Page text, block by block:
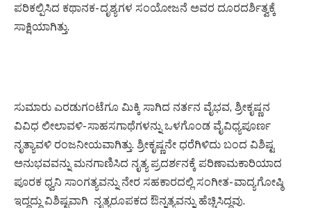
ಪರಿಕಲ್ಪಿಸಿದ ಕಥಾನಕ- ದೃಶ್ಯಗಳ ಸಂಯೋಜನೆ ಅವರ ದೂರದರ್ಶಿತ್ವಕ್ಕೆ
ಸಾಕ್ಷಿಯಾಗಿತ್ತು.
ಸುಮಾರು ಎರಡುಗಂಟೆಗೂ ಮಿಕ್ಕಿ ಸಾಗಿದ ನರ್ತನ ವೈಭವ, ಶ್ರೀಕೃಷ್ಣನ
ವಿವಿಧ ಲೀಲಾವಳಿ- ಸಾಹಸಗಾಥೆಗಳನ್ನು ಒಳಗೊಂಡ ವೈವಿಧ್ಯಪೂರ್ಣ
ನೃತ್ಯಾವಳಿ ರಂಜನೀಯವಾಗಿತ್ತು. ಶ್ರೀಕೃಷ್ಣನೇ ಧರೆಗಿಳಿದು ಬಂದ ವಿಶಿಷ್ಟ
ಅನುಭವವನ್ನು ಮನಗಾಣಿಸಿದ ನೃತ್ಯ ಪ್ರದರ್ಶನಕ್ಕೆ ಪರಿಣಾಮಕಾರಿಯಾದ
ಪೂರಕ ಧ್ವನಿ ಸಾಂಗತ್ಯವನ್ನು ನೇರ ಸಹಕಾರದಲ್ಲಿ ಸಂಗೀತ- ವಾದ್ಯಗೋಷ್ಠಿ
ಇದ್ದದ್ದು ವಿಶಿಷ್ಟವಾಗಿ ನೃತ್ಯರೂಪಕದ ಔನ್ನತ್ಯವನ್ನು ಹೆಚ್ಚಿಸಿದ್ದವು.